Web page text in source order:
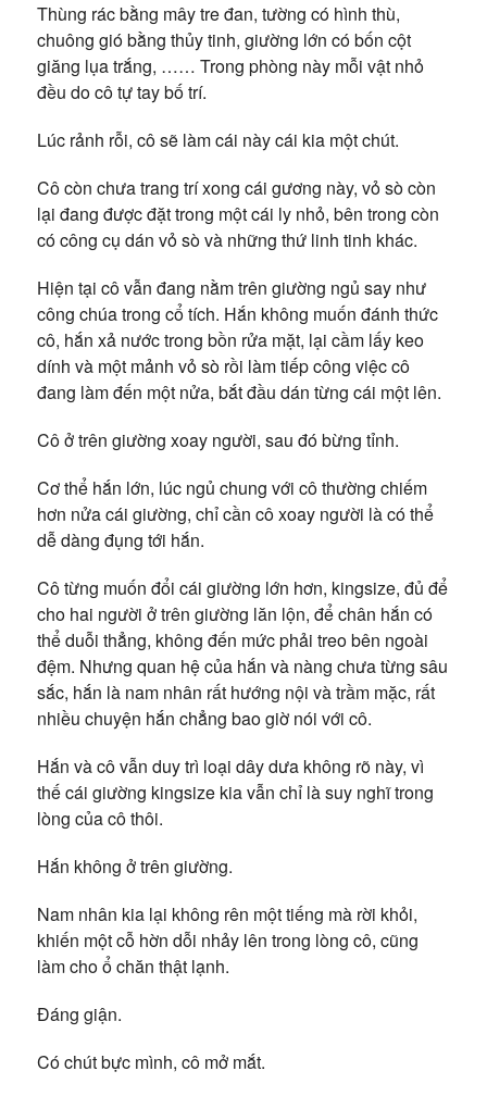
Thùng rác bằng mây tre đan, tường có hình thù,
chuông gió bằng thủy tinh, giường lớn có bốn cột
giăng lụa trắng, …… Trong phòng này mỗi vật nhỏ
đều do cô tự tay bố trí.
Lúc rảnh rỗi, cô sẽ làm cái này cái kia một chút.
Cô còn chưa trang trí xong cái gương này, vỏ sò còn
lại đang được đặt trong một cái ly nhỏ, bên trong còn
có công cụ dán vỏ sò và những thứ linh tinh khác.
Hiện tại cô vẫn đang nằm trên giường ngủ say như
công chúa trong cổ tích. Hắn không muốn đánh thức
cô, hắn xả nước trong bồn rửa mặt, lại cầm lấy keo
dính và một mảnh vỏ sò rồi làm tiếp công việc cô
đang làm đến một nửa, bắt đầu dán từng cái một lên.
Cô ở trên giường xoay người, sau đó bừng tỉnh.
Cơ thể hắn lớn, lúc ngủ chung với cô thường chiếm
hơn nửa cái giường, chỉ cần cô xoay người là có thể
dễ dàng đụng tới hắn.
Cô từng muốn đổi cái giường lớn hơn, kingsize, đủ để
cho hai người ở trên giường lăn lộn, để chân hắn có
thể duỗi thẳng, không đến mức phải treo bên ngoài
đệm. Nhưng quan hệ của hắn và nàng chưa từng sâu
sắc, hắn là nam nhân rất hướng nội và trầm mặc, rất
nhiều chuyện hắn chẳng bao giờ nói với cô.
Hắn và cô vẫn duy trì loại dây dưa không rõ này, vì
thế cái giường kingsize kia vẫn chỉ là suy nghĩ trong
lòng của cô thôi.
Hắn không ở trên giường.
Nam nhân kia lại không rên một tiếng mà rời khỏi,
khiến một cỗ hờn dỗi nhảy lên trong lòng cô, cũng
làm cho ổ chăn thật lạnh.
Đáng giận.
Có chút bực mình, cô mở mắt.